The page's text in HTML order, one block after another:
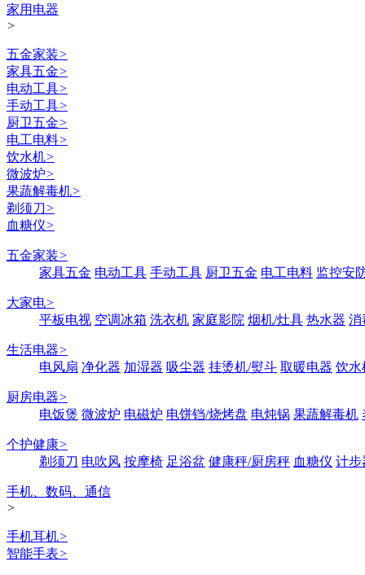
家用电器
>
五金家装>
家具五金>
电动工具>
手动工具>
厨卫五金>
电工电料>
饮水机>
微波炉>
果蔬解毒机>
剃须刀>
血糖仪>
五金家装>
家具五金 电动工具 手动工具 厨卫五金 电工电料 监控安
大家电>
平板电视 空调冰箱 洗衣机 家庭影院 烟机/灶具 热水器 消
生活电器>
电风扇 净化器 加湿器 吸尘器 挂烫机/熨斗 取暖电器 饮水
厨房电器>
电饭煲 微波炉 电磁炉 电饼铛/烧烤盘 电炖锅 果蔬解毒机
个护健康>
剃须刀 电吹风 按摩椅 足浴盆 健康秤/厨房秤 血糖仪 计步
手机、数码、通信
>
手机耳机>
智能手表>